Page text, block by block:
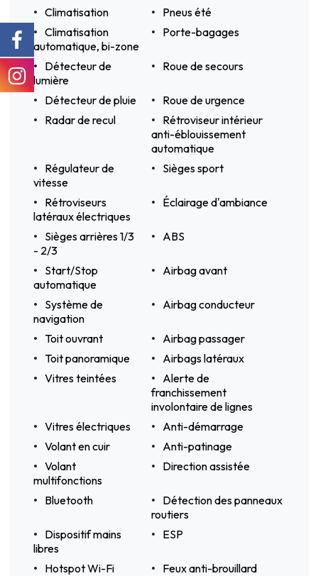
Climatisation
Pneus été
Climatisation
automatique, bi-zone
Porte-bagages
Détecteur de
lumière
Roue de secours
Détecteur de pluie
Roue de urgence
Radar de recul
Rétroviseur intérieur
anti-éblouissement
automatique
Régulateur de
vitesse
Sièges sport
Rétroviseurs
latéraux électriques
Éclairage d'ambiance
Sièges arrières 1/3
- 2/3
ABS
Start/Stop
automatique
Airbag avant
Système de
navigation
Airbag conducteur
Toit ouvrant
Airbag passager
Toit panoramique
Airbags latéraux
Vitres teintées
Alerte de
franchissement
involontaire de lignes
Vitres électriques
Anti-démarrage
Volant en cuir
Anti-patinage
Volant
multifonctions
Direction assistée
Bluetooth
Détection des panneaux
routiers
Dispositif mains
libres
ESP
Hotspot Wi-Fi
Feux anti-brouillard